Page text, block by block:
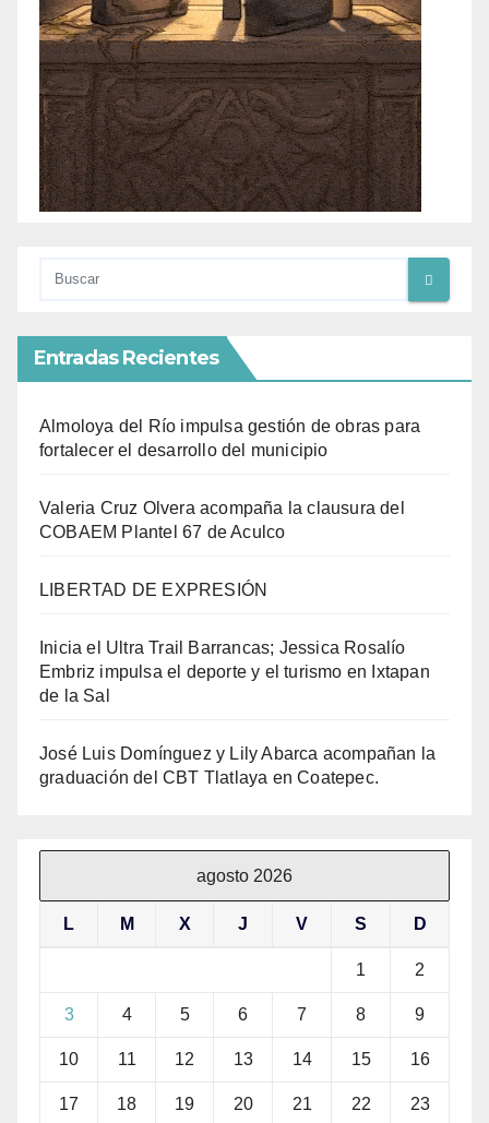
Entradas Recientes
Almoloya del Río impulsa gestión de obras para
fortalecer el desarrollo del municipio
Valeria Cruz Olvera acompaña la clausura del
COBAEM Plantel 67 de Aculco
LIBERTAD DE EXPRESIÓN
Inicia el Ultra Trail Barrancas; Jessica Rosalío
Embriz impulsa el deporte y el turismo en Ixtapan
de la Sal
José Luis Domínguez y Lily Abarca acompañan la
graduación del CBT Tlatlaya en Coatepec.
agosto 2026
L M X J V S D
1 2
3 4 5 6 7 8 9
10 11 12 13 14 15 16
17 18 19 20 21 22 23